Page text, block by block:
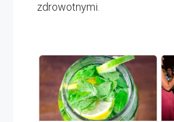
zdrowotnymi.